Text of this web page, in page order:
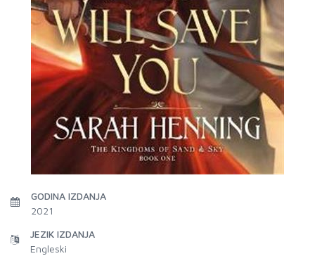
GODINA IZDANJA
2021
JEZIK IZDANJA
Engleski